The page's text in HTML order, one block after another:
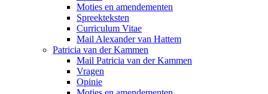
Moties en amendementen
Spreekteksten
Curriculum Vitae
Mail Alexander van Hattem
Patricia van der Kammen
Mail Patricia van der Kammen
Vragen
Opinie